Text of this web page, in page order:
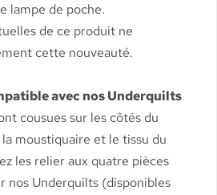
lampe de poche.
de ce produit ne
cette nouveauté.
avec nos Underquilts
cousues sur les côtés du
moustiquaire et le tissu du
les relier aux quatre pièces
nos Underquilts (disponibles